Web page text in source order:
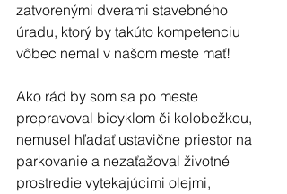
zatvorenými dverami stavebného
úradu, ktorý by takúto kompetenciu
vôbec nemal v našom meste mať!
Ako rád by som sa po meste
prepravoval bicyklom či kolobežkou,
nemusel hľadať ustavične priestor na
parkovanie a nezaťažoval životné
prostredie vytekajúcimi olejmi,